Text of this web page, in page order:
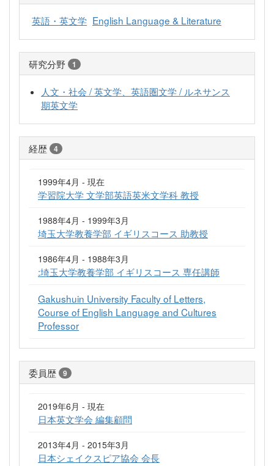
英語・英文学 English Language & Literature
研究分野 1
人文・社会 / 英文学、英語圏文学 / ルネサンス
期英文学
経歴 4
1999年4月 - 現在
学習院大学 文学部英語英米文学科 教授
1988年4月 - 1999年3月
埼玉大学教養学部 イギリスコース 助教授
1986年4月 - 1988年3月
:埼玉大学教養学部 イギリスコース 専任講師
Gakushuin University Faculty of Letters,
Course of English Language and Cultures
Professor
委員歴 9
2019年6月 - 現在
日本英文学会 編集顧問
2013年4月 - 2015年3月
日本シェイクスピア協会 会長